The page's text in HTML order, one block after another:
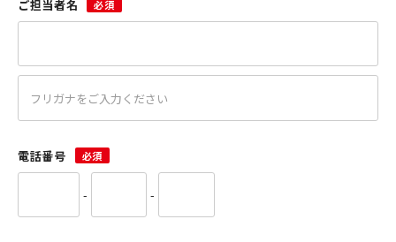
ご担当者名 必須
電話番号 必須
- -